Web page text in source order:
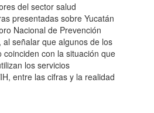
del sector salud
presentadas sobre Yucatán
Nacional de Prevención
al señalar que algunos de los
con la situación que
los servicios
entre las cifras y la realidad